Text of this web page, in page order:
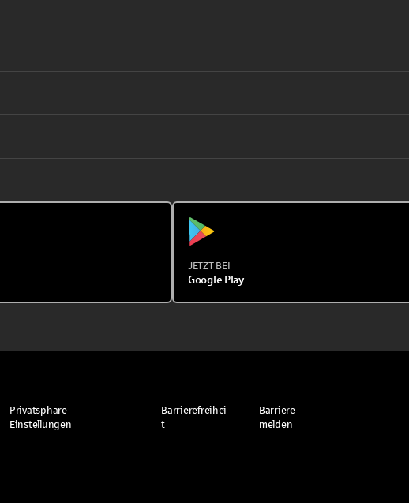
JETZT BEI
Google Play
Privatsphäre-
Einstellungen
Barrierefreihei
t
Barriere
melden